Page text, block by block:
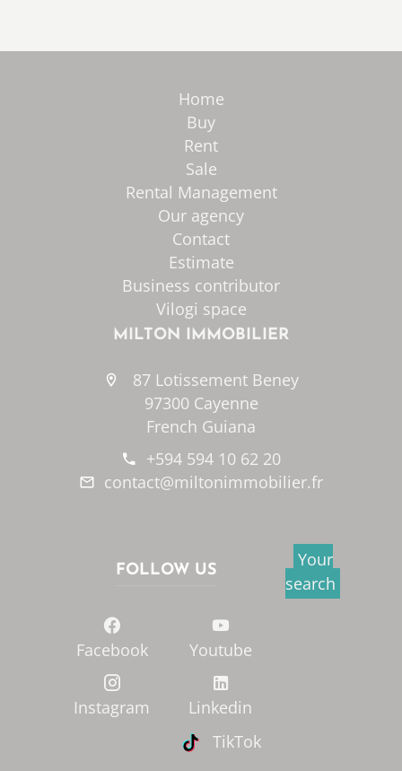
Home
Buy
Rent
Sale
Rental Management
Our agency
Contact
Estimate
Business contributor
Vilogi space
MILTON IMMOBILIER
87 Lotissement Beney
97300 Cayenne
French Guiana
+594 594 10 62 20
contact@miltonimmobilier.fr
FOLLOW US
Facebook
Instagram
Youtube
Linkedin
TikTok
Your
search